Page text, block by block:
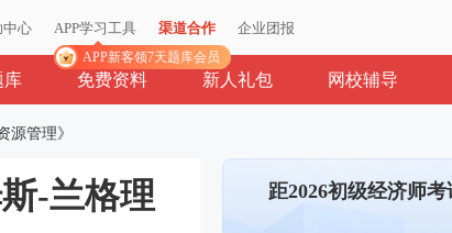
中心 APP学习工具
APP新客领7天题库会员
渠道合作 企业团报
中心 APP学习工具
APP新客领7天题库会员
渠道合作 企业团报
库 免费资料 新人礼包 网校辅导
源管理》
-兰格理
距2026初级经济师